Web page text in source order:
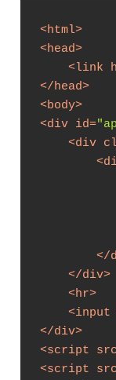
<html>
<head>
<link
</head>
<body>
<div id=
<div
<
</
</div>
<hr>
<input
</div>
<script
<script